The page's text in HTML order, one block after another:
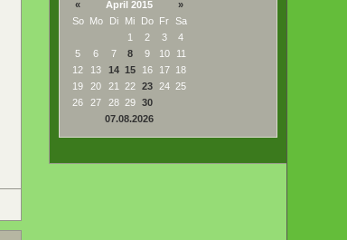
« April 2015
»
So Mo Di Mi Do Fr Sa
1
2 3
4
5
6 7 8 9 10
11
12
13 14 15 16 17 18
19
20 21 22 23 24 25
26
27 28 29 30
07.08.2026